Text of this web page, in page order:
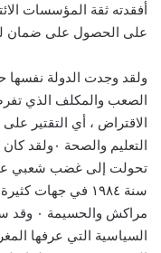
أفقدته ثقة المؤسسات
على الحصول على ضمان
ولقد وجدت الدولة نفسها
الصعب والمكلف الذي
الاقتراض ، أي التقتير
التعليم
تحولت إلى غضب شعبي
سنة ١٩٨٤ في
مراكش
السياسية التي عرفها